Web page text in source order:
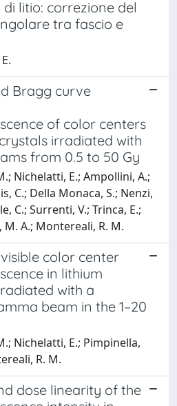
litio: correzione del
tra fascio e
Bragg curve
of color centers
irradiated with
from 0.5 to 50 Gy
Nichelatti, E.; Ampollini, A.;
C.; Della Monaca, S.; Nenzi,
C.; Surrenti, V.; Trinca, E.;
A.; Montereali, R. M.
color center
in lithium
with a
beam in the 1–20
Nichelatti, E.; Pimpinella,
R. M.
dose linearity of the